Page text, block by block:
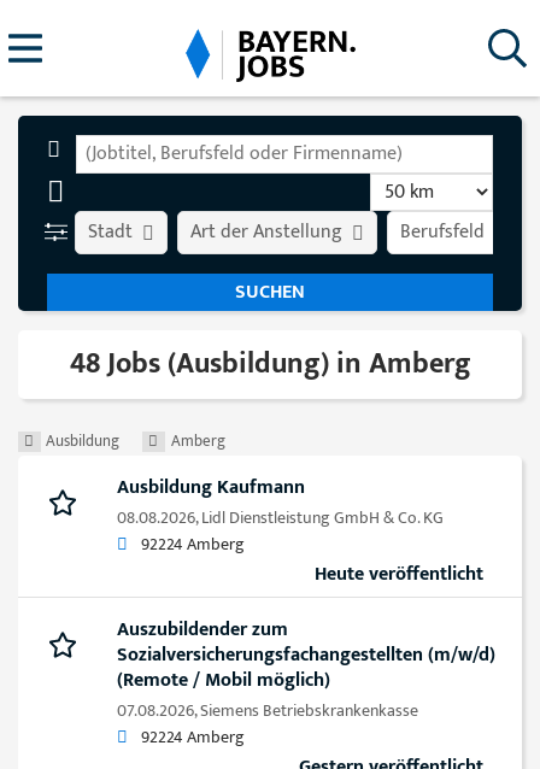
Stadt Art der Anstellung Berufsfeld
48 Jobs (Ausbildung) in Amberg
Ausbildung Amberg
Ausbildung Kaufmann
08.08.2026,Lidl Dienstleistung GmbH & Co. KG
92224 Amberg
Heute veröffentlicht
Auszubildender zum
Sozialversicherungsfachangestellten (m/w/d)
(Remote / Mobil möglich)
07.08.2026,Siemens Betriebskrankenkasse
92224 Amberg